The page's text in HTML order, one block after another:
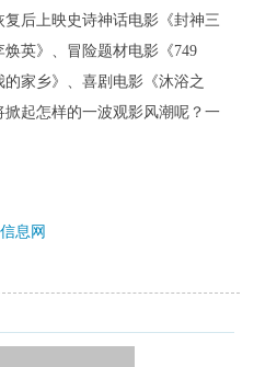
后上映史诗神话电影《封神三
英》、冒险题材电影《749
家乡》、喜剧电影《沐浴之
起怎样的一波观影风潮呢？一
息网